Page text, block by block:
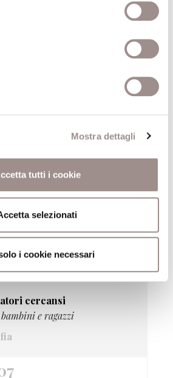
Mostra dettagli
tutti i cookie
selezionati
i cookie necessari
- Wittgenstein di Derek Jarman
75')
cercansi
e ragazzi